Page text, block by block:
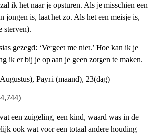
ik het naar je opsturen. Als je misschien een
jongen is, laat het zo. Als het een meisje is,
sterven).
gezegd: ‘Vergeet me niet.’ Hoe kan ik je
ik er bij je op aan je geen zorgen te maken.
Payni (maand), 23(dag)
een zuigeling, een kind, waard was in de
ook wat voor een totaal andere houding